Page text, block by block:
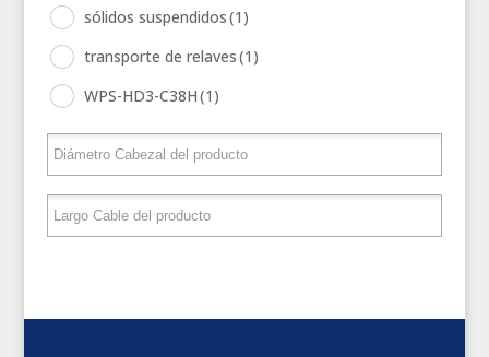
sólidos suspendidos(1)
transporte de relaves(1)
WPS-HD3-C38H(1)